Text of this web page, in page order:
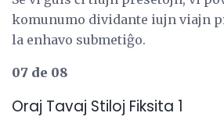
komunumo dividante iujn viajn
la enhavo submetiĝo.
07 de 08
Oraj Tavaj Stiloj Fiksita 1